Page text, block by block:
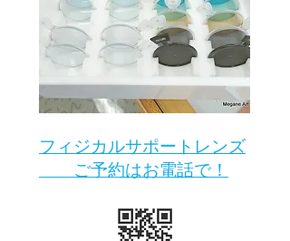
​フィジカルサポートレンズ
ご予約はお電話で！